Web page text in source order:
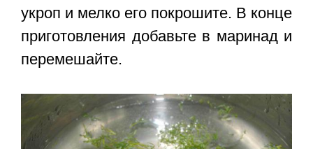
укроп и мелко его покрошите. В конце
приготовления добавьте в маринад и
перемешайте.